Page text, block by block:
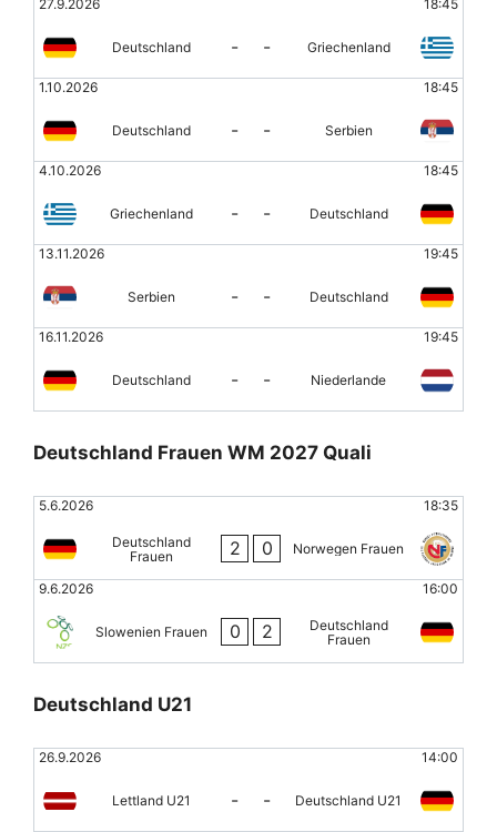
27.9.2026 18:45
Deutschland - - Griechenland
1.10.2026 18:45
Deutschland - - Serbien
4.10.2026 18:45
Griechenland - - Deutschland
13.11.2026 19:45
Serbien - - Deutschland
16.11.2026 19:45
Deutschland - - Niederlande
Deutschland Frauen WM 2027 Quali
5.6.2026 18:35
Deutschland
Frauen
2 0 Norwegen Frauen
9.6.2026 16:00
Slowenien Frauen 0 2
Deutschland
Frauen
Deutschland U21
26.9.2026 14:00
Lettland U21 - - Deutschland U21